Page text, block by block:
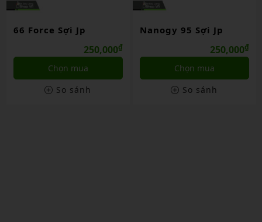
66 Force Sợi Jp
250,000₫
Chọn mua
So sánh
Nanogy 95 Sợi Jp
250,000₫
Chọn mua
So sánh